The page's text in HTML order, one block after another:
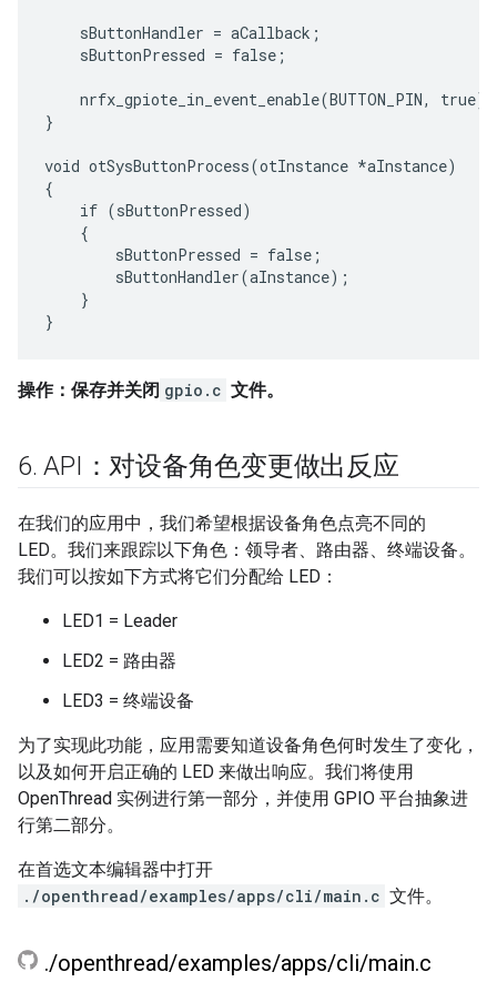
    sButtonHandler = aCallback;
    sButtonPressed = false;
    nrfx_gpiote_in_event_enable(BUTTON_PIN, true);
}
void otSysButtonProcess(otInstance *aInstance)
{
    if (sButtonPressed)
    {
        sButtonPressed = false;
        sButtonHandler(aInstance);
    }
操作：保存并关闭 gpio.c 文件。
6. API：对设备角色变更做出反应
在我们的应用中，我们希望根据设备角色点亮不同的
LED。我们来跟踪以下角色：领导者、路由器、终端设备。
我们可以按如下方式将它们分配给 LED：
LED1 = Leader
LED2 = 路由器
LED3 = 终端设备
为了实现此功能，应用需要知道设备角色何时发生了变化，
以及如何开启正确的 LED 来做出响应。我们将使用
OpenThread 实例进行第一部分，并使用 GPIO 平台抽象进
行第二部分。
在首选文本编辑器中打开
./openthread/examples/apps/cli/main.c 文件。
./openthread/examples/apps/cli/main.c